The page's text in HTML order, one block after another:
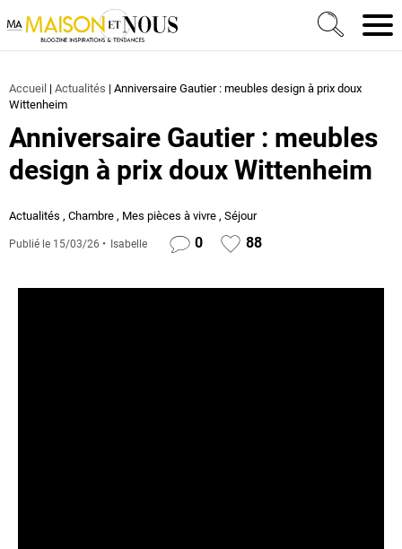
Ma Maison et Nous Construction, rénovation &
Accueil | Actualités | Anniversaire Gautier : meubles design à prix doux
Wittenheim
Anniversaire Gautier : meubles
design à prix doux Wittenheim
Actualités , Chambre , Mes pièces à vivre , Séjour
Publié le 15/03/26 Isabelle 0 88